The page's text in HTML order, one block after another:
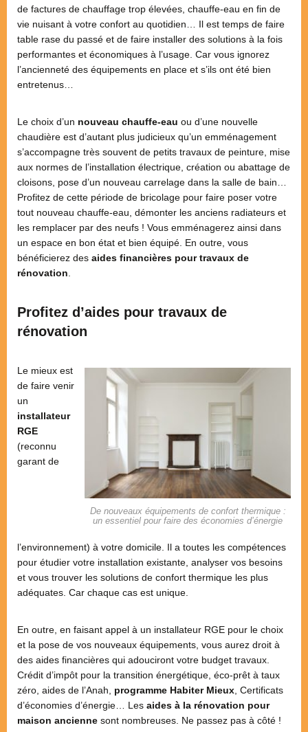
de factures de chauffage trop élevées, chauffe-eau en fin de
vie nuisant à votre confort au quotidien… Il est temps de faire
table rase du passé et de faire installer des solutions à la fois
performantes et économiques à l’usage. Car vous ignorez
l’ancienneté des équipements en place et s’ils ont été bien
entretenus…
Le choix d’un nouveau chauffe-eau ou d’une nouvelle
chaudière est d’autant plus judicieux qu’un emménagement
s’accompagne très souvent de petits travaux de peinture, mise
aux normes de l’installation électrique, création ou abattage de
cloisons, pose d’un nouveau carrelage dans la salle de bain…
Profitez de cette période de bricolage pour faire poser votre
tout nouveau chauffe-eau, démonter les anciens radiateurs et
les remplacer par des neufs ! Vous emménagerez ainsi dans
un espace en bon état et bien équipé. En outre, vous
bénéficierez des aides financières pour travaux de
rénovation
Profitez d’aides pour travaux de
rénovation
De nouveaux équipements de confort thermique :
un essentiel pour faire des économies d’énergie
Le mieux est
de faire venir
un
installateur
RGE
(reconnu
garant de
l’environnement) à votre domicile. Il a toutes les compétences
pour étudier votre installation existante, analyser vos besoins
et vous trouver les solutions de confort thermique les plus
adéquates. Car chaque cas est unique.
En outre, en faisant appel à un installateur RGE pour le choix
et la pose de vos nouveaux équipements, vous aurez droit à
des aides financières qui adouciront votre budget travaux.
Crédit d’impôt pour la transition énergétique, éco-prêt à taux
zéro, aides de l’Anah, programme Habiter Mieux, Certificats
d’économies d’énergie… Les aides à la rénovation pour
maison ancienne sont nombreuses. Ne passez pas à côté !